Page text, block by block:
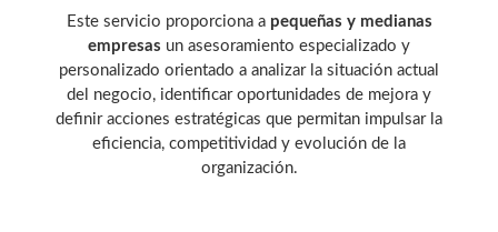
Este servicio proporciona a pequeñas y medianas
empresas un asesoramiento especializado y
personalizado orientado a analizar la situación actual
del negocio, identificar oportunidades de mejora y
definir acciones estratégicas que permitan impulsar la
eficiencia, competitividad y evolución de la
organización.